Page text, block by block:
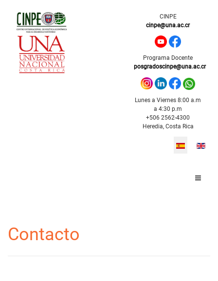
CINPE
cinpe@una.ac.cr
Programa Docente
posgradoscinpe@una.ac.cr
Lunes a Viernes 8:00 a.m
a 4:30 p.m
+506 2562-4300
Heredia, Costa Rica
Seleccione
Contacto